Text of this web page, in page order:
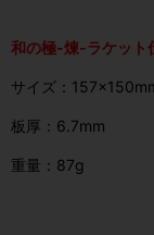
和の極-煉-ラケット
サイズ：
板厚：6.7mm
重量：87g